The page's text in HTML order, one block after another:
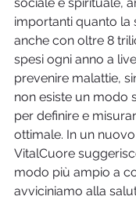
importanti quanto la
anche con oltre 8
spesi ogni anno a
prevenire malattie,
non esiste un modo
per definire e
ottimale. In un
VitalCuore
modo più ampio a
avviciniamo alla